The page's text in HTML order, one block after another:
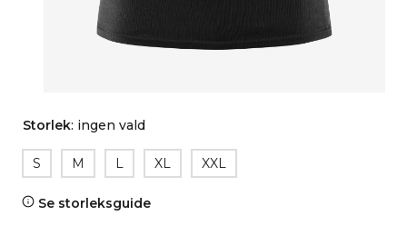
Storlek: ingen vald
S M L XL XXL
Se storleksguide